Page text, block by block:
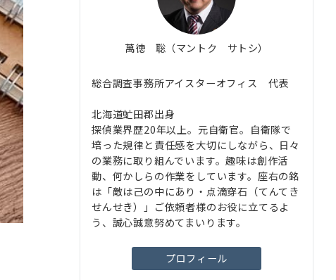
萬徳 聡（マントク サトシ）
総合調査事務所アイスターオフィス 代表
北海道虻田郡出身
探偵業界歴20年以上。元自衛官。自衛隊で
培った規律と責任感を大切にしながら、日々
の業務に取り組んでいます。趣味は創作活
動、何かしらの作業をしています。座右の銘
は「敵は己の中にあり・点滴穿石（てんてき
せんせき）」ご依頼者様のお役に立てるよ
う、誠心誠意努めてまいります。
プロフィール